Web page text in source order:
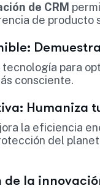
de CRM
de
tecnología para
consciente.
Humaniza
la eficiencia
del
la